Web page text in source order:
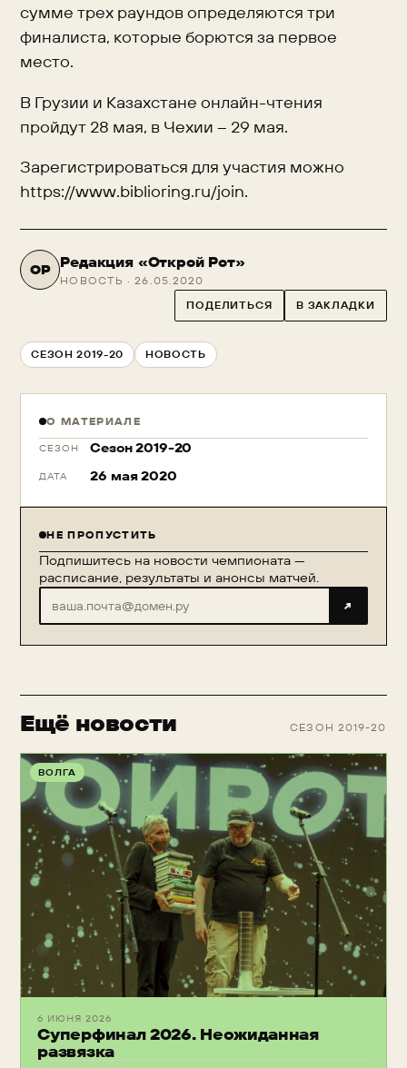
сумме трех раундов определяются три
финалиста, которые борются за первое
место.
В Грузии и Казахстане онлайн-чтения
пройдут 28 мая, в Чехии – 29 мая.
Зарегистрироваться для участия можно
https://www.biblioring.ru/join.
ОР Редакция «Открой Рот»
НОВОСТЬ · 26.05.2020
ПОДЕЛИТЬСЯ
В ЗАКЛАДКИ
СЕЗОН 2019-20 НОВОСТЬ
О МАТЕРИАЛЕ
СЕЗОН Сезон 2019-20
ДАТА 26 мая 2020
НЕ ПРОПУСТИТЬ
Подпишитесь на новости чемпионата —
расписание, результаты и анонсы матчей.
↗
Ещё новости СЕЗОН 2019-20
ВОЛГА
6 ИЮНЯ 2026
Суперфинал 2026. Неожиданная
развязка